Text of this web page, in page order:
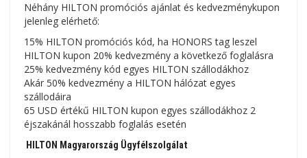
Néhány HILTON promóciós ajánlat és kedvezménykupon
jelenleg elérhető:
15% HILTON promóciós kód, ha HONORS tag leszel
HILTON kupon 20% kedvezmény a következő foglalásra
25% kedvezmény kód egyes HILTON szállodákhoz
Akár 50% kedvezmény a HILTON hálózat egyes
szállodáira
65 USD értékű HILTON kupon egyes szállodákhoz 2
éjszakánál hosszabb foglalás esetén
HILTON Magyarország Ügyfélszolgálat